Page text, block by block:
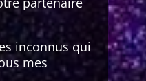
inconnus qui
mes